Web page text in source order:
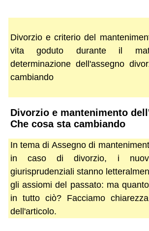
Divorzio e criterio del
vita goduto durante il
determinazione dell'assegno
cambiando
Divorzio e mantenimento
Che cosa sta cambiando
In tema di Assegno di
in caso di divorzio, i nuovi
giurisprudenziali stanno
gli assiomi del passato: ma
in tutto ciò? Facciamo
dell'articolo.